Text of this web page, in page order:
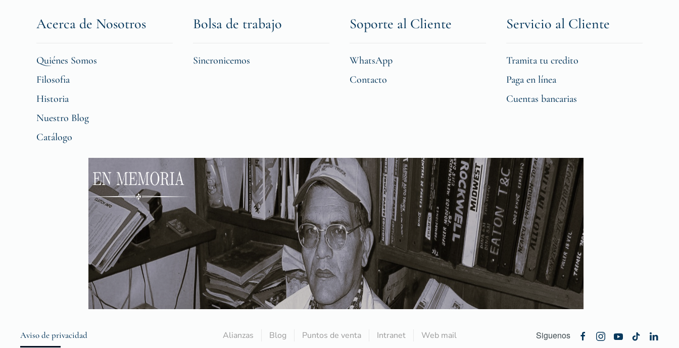
Acerca de Nosotros
Quiénes Somos
Filosofia
Historia
Nuestro Blog
Catálogo
Bolsa de trabajo
Sincronicemos
Soporte al Cliente
WhatsApp
Contacto
Servicio al Cliente
Tramita tu credito
Paga en línea
Cuentas bancarias
Aviso de privacidad Alianzas Blog Puntos de venta Intranet Web mail Siguenos